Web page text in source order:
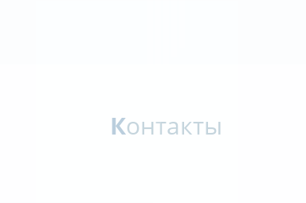
Контакты